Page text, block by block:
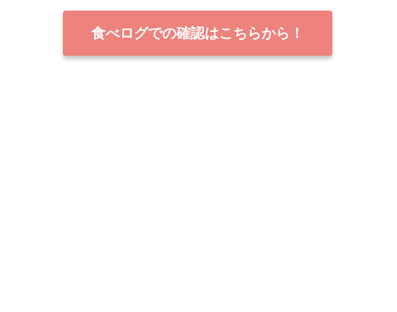
食べログでの確認はこちらから！